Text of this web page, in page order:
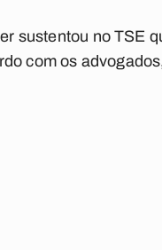
sustentou no TSE
com os